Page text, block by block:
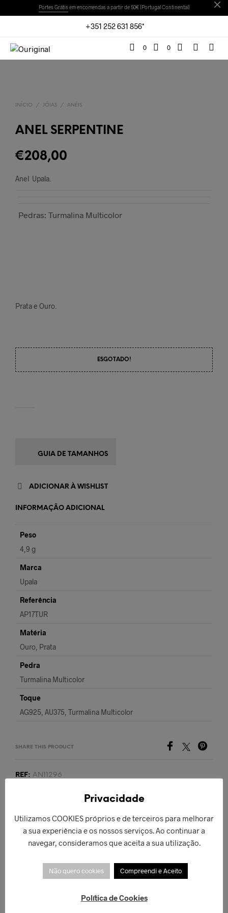
Portes Grátisem encomendas a partir de 50€ (Portugal Continental)
+351 252 631 856*
0 0
INÍCIO / JÓIAS / ANÉIS
ANEL SERPENTINE
€208,00
Anel Upala.
Pedras: Turmalina Multicolor
Prata e Ouro.
ESGOTADO!
GUIA DE TAMANHOS
ADICIONAR À WISHLIST
INFORMAÇÃO ADICIONAL
Peso
4,9 g
Marca
Upala
Referência
AP17TUR
Matéria
Ouro, Prata
Pedra
Turmalina Multicolor
Toque
AG925, AU375, Turmalina Multicolor
SHARE THIS PRODUCT
REF: AN11296
PRODUTO ANTERIOR PRÓXIMO PRODUTO
Privacidade
Utilizamos COOKIES próprios e de terceiros para melhorar
a sua experiência e os nossos serviços. Ao continuar a
navegar, consideramos que aceita a sua utilização.
Não quero cookies Compreendi e Aceito
Política de Cookies